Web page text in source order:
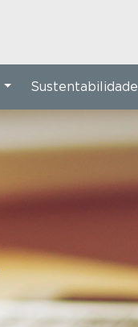
Sustentabilidade